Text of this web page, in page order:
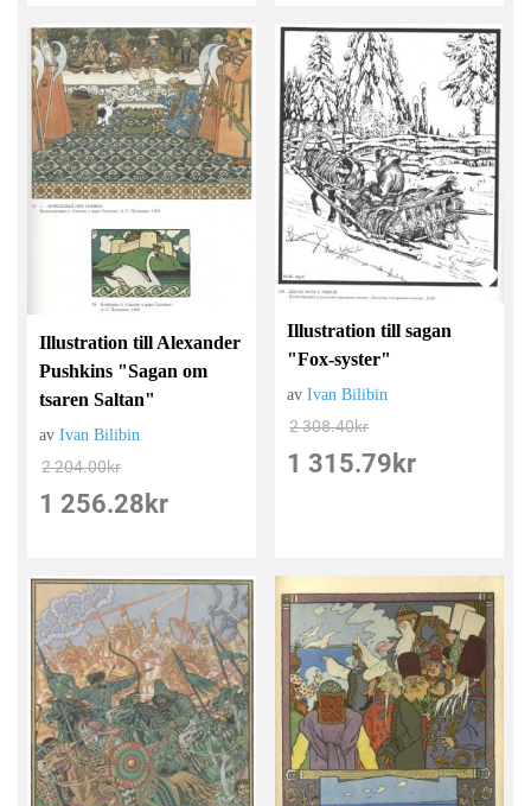
Illustration till Alexander
Pushkins "Sagan om
tsaren Saltan"
avIvan Bilibin
2 204.00kr
1 256.28 kr
Illustration till sagan
"Fox-syster"
avIvan Bilibin
2 308.40kr
1 315.79 kr